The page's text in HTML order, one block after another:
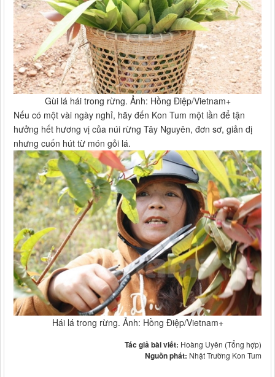
Gùi lá hái trong rừng. Ảnh: Hồng Điệp/Vietnam+
Nếu có một vài ngày nghỉ, hãy đến Kon Tum một lần để tận
hưởng hết hương vị của núi rừng Tây Nguyên, đơn sơ, giản dị
nhưng cuốn hút từ món gỏi lá.
Hái lá trong rừng. Ảnh: Hồng Điệp/Vietnam+
Tác giả bài viết: Hoàng Uyên (Tổng hợp)
Nguồn phát: Nhật Trường Kon Tum